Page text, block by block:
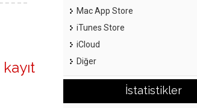
kayıt
Mac App Store
iTunes Store
iCloud
Diğer
İstatistikler